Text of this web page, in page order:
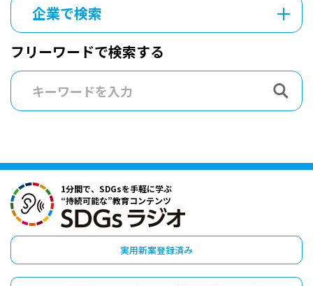
企業で検索
フリーワードで検索する
1分間で、SDGsを手軽に学ぶ
“持続可能な”教育コンテンツ
実用新案登録済み